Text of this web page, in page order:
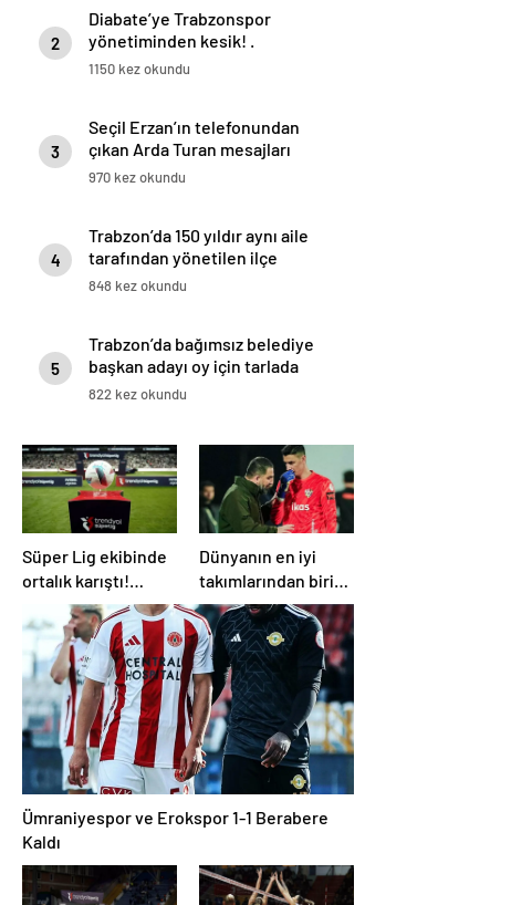
2
Diabate’ye Trabzonspor
yönetiminden kesik! .
1150 kez okundu
3
Seçil Erzan’ın telefonundan
çıkan Arda Turan mesajları
970 kez okundu
4
Trabzon’da 150 yıldır aynı aile
tarafından yönetilen ilçe
görenleri şaşırtıyor
848 kez okundu
5
Trabzon’da bağımsız belediye
başkan adayı oy için tarlada
belleme yapıyor
822 kez okundu
Süper Lig ekibinde
ortalık karıştı!
Başkan daha fazla
dayanamadı
Dünyanın en iyi
takımlarından biri
Berke Özer için
İstanbul’da
Ümraniyespor ve Erokspor 1-1 Berabere
Kaldı